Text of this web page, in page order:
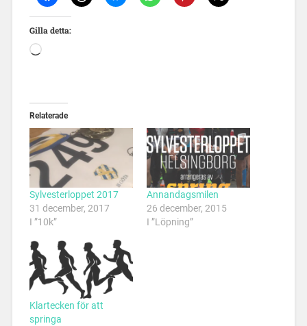
Gilla detta:
Relaterade
Sylvesterloppet 2017
31 december, 2017
I ”10k”
Annandagsmilen
26 december, 2015
I ”Löpning”
Klartecken för att
springa